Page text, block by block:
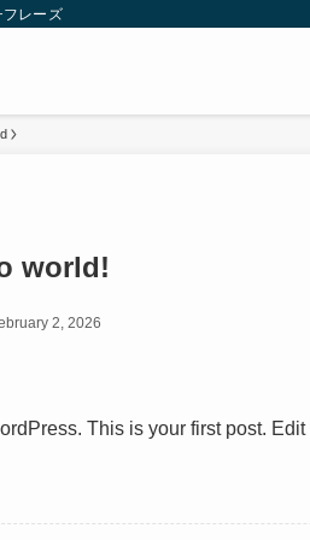
フレーズ
world!
2, 2026
This is your first post.